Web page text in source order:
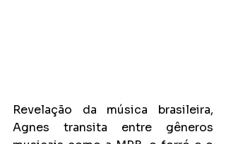
Revelação da música brasileira,
Agnes transita entre gêneros